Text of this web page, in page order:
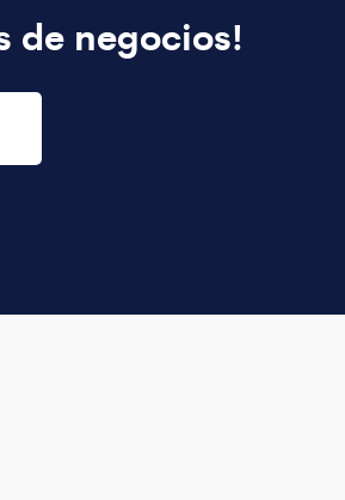
de negocios!